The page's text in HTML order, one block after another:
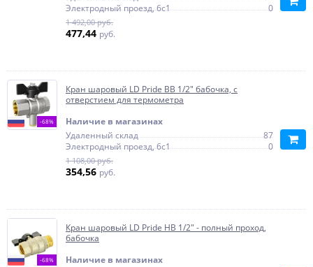
Электродный проезд, 6с1
0
1 492,00 руб.
477,44 руб.
-68%
Кран шаровый LD Pride ВВ 1/2" бабочка, c
отверстием для термометра
Наличие в магазинах
Удаленный склад
87
Электродный проезд, 6с1
0
1 108,00 руб.
354,56 руб.
-68%
Кран шаровый LD Pride НВ 1/2" - полный проход,
бабочка
Наличие в магазинах